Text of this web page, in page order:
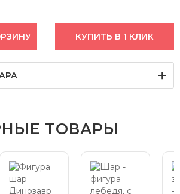
КУПИТЬ В 1 КЛИК
ТОВАРЫ